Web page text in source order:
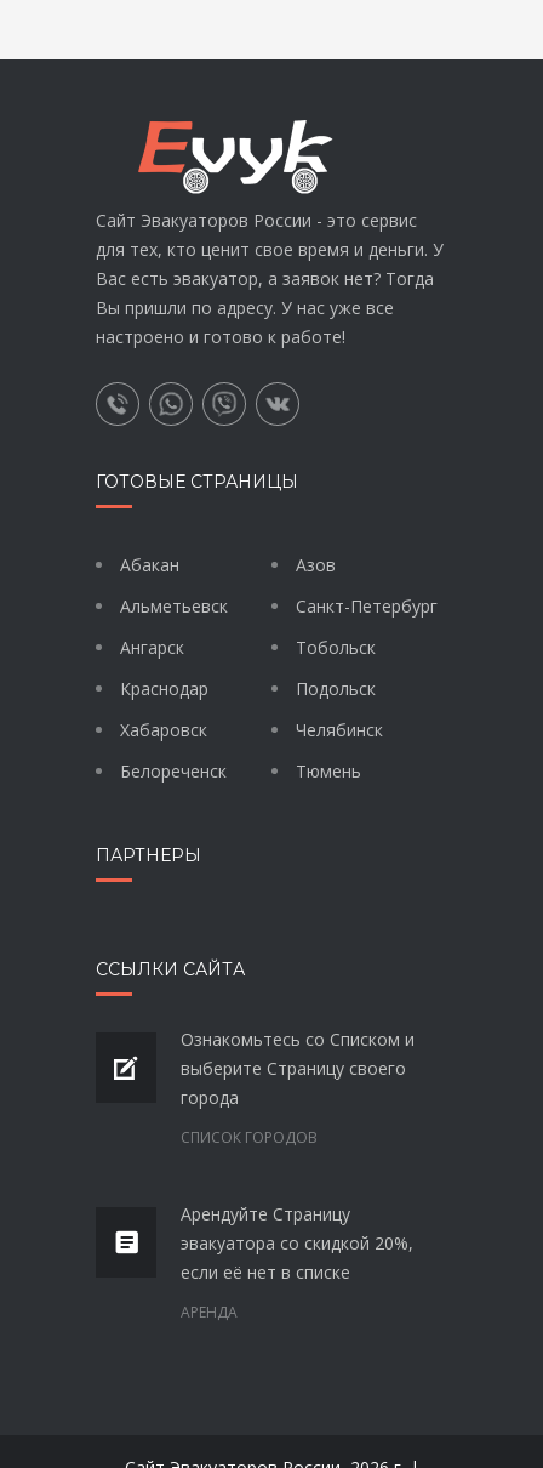
Сайт Эвакуаторов России - это сервис
для тех, кто ценит свое время и деньги. У
Вас есть эвакуатор, а заявок нет? Тогда
Вы пришли по адресу. У нас уже все
настроено и готово к работе!
ГОТОВЫЕ СТРАНИЦЫ
Абакан
Альметьевск
Ангарск
Краснодар
Хабаровск
Белореченск
Азов
Санкт-Петербург
Тобольск
Подольск
Челябинск
Тюмень
ПАРТНЕРЫ
ССЫЛКИ САЙТА
Ознакомьтесь со Списком и
выберите Страницу своего
города
СПИСОК ГОРОДОВ
Арендуйте Страницу
эвакуатора со скидкой 20%,
если её нет в списке
АРЕНДА